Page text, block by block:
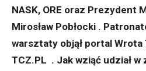
NASK, ORE oraz Prezydent
Mirosław Pobłocki .
warsztaty objął portal
TCZ.PL . Jak wziąć udział w